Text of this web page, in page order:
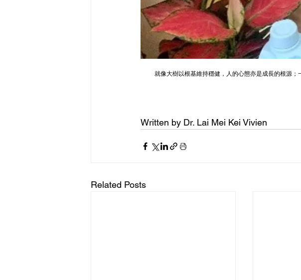
就像大樹以根基維持穩健，人的心態亦是成長的根源
Written by Dr. Lai Mei Kei Vivien
Related Posts